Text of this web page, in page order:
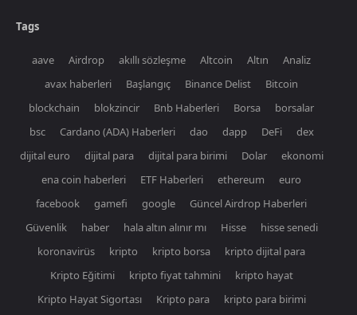
Tags
aave Airdrop akıllı sözleşme Altcoin Altın
Analiz
avax haberleri
Başlangıç Binance Delist
Bitcoin
blockchain
blokzincir Bnb Haberleri Borsa
borsalar
bsc
Cardano (ADA) Haberleri dao dapp DeFi
dex
dijital euro
dijital para dijital para birimi Dolar
ekonomi
ena coin haberleri
ETF Haberleri ethereum
euro
facebook
gamefi google
Güncel Airdrop Haberleri
Güvenlik
haber hala altın alınır mı Hisse
hisse senedi
koronavirüs
kripto kripto borsa
kripto dijital para
Kripto Eğitimi
kripto fiyat tahmini
kripto hayat
Kripto Hayat Sigortası
Kripto para kripto para birimi